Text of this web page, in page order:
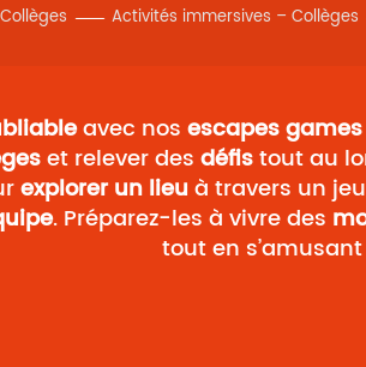
Collèges Activités immersives – Collèges
avec nos escapes games
et relever des défistout au
explorer un lieu à travers un
. Préparez-les à vivre des
tout en